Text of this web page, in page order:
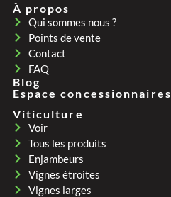
À propos
Qui sommes nous ?
Points de vente
Contact
FAQ
Blog
Espace concessionnaires
Viticulture
Voir
Tous les produits
Enjambeurs
Vignes étroites
Vignes larges